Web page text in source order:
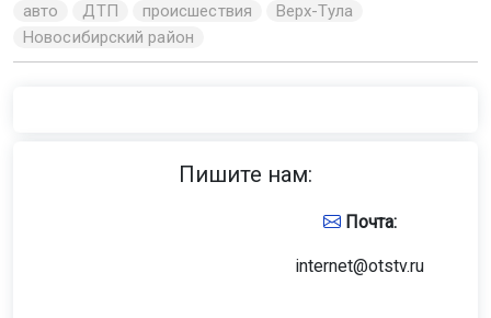
авто ДТП происшествия
Верх-Тула
Новосибирский район
Пишите нам:
Почта:
internet@otstv.ru